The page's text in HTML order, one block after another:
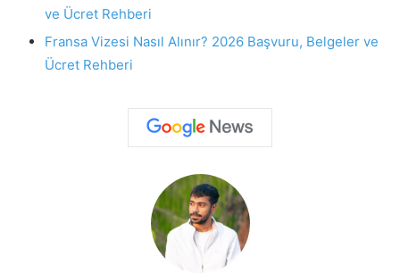
ve Ücret Rehberi
Fransa Vizesi Nasıl Alınır? 2026 Başvuru, Belgeler ve
Ücret Rehberi